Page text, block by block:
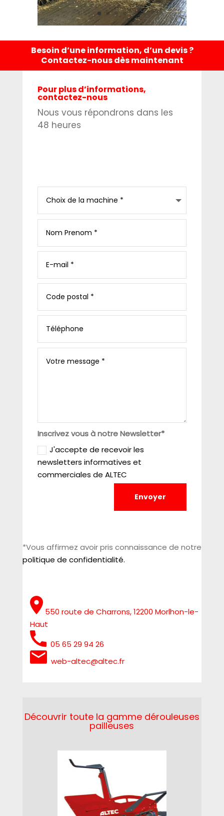
Besoin d’une information, d’un devis ?
Contactez-nous dès maintenant
Pour plus d’informations,
contactez-nous
Nous vous répondrons dans les
48 heures
Inscrivez vous à notre Newsletter*
J'accepte de recevoir les
newsletters informatives et
commerciales de ALTEC
Envoyer
*Vous affirmez avoir pris connaissance de notre
politique de confidentialité.
550 route de Charrons, 12200 Morlhon-le-
Haut
05 65 29 94 26
web-altec@altec.fr
Découvrir toute la gamme dérouleuses
pailleuses